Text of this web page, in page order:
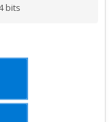
bits